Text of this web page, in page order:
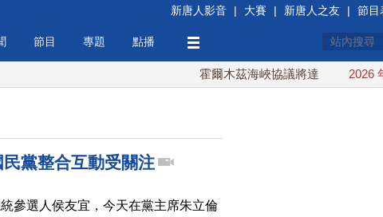
新唐人影音 | 大賽 | 新唐人之友 | 節目
節目 專題 點播
霍爾木茲海峽協議將達成？伊朗傳不收
2026
黨整合互動受關注
參選人侯友宜，今天在黨主席朱立倫